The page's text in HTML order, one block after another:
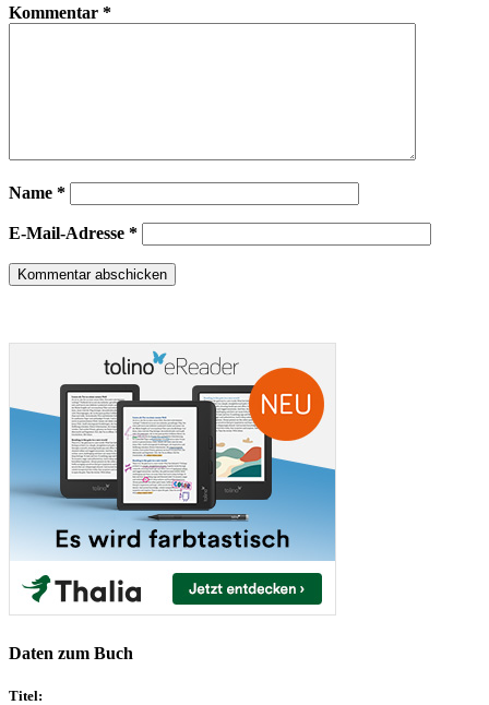
Kommentar *
Name *
E-Mail-Adresse *
Daten zum Buch
Titel: